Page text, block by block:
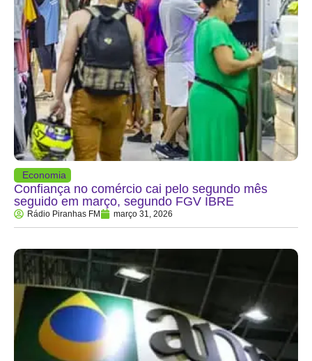
Economia
Confiança no comércio cai pelo segundo mês
seguido em março, segundo FGV IBRE
Rádio Piranhas FM março 31, 2026